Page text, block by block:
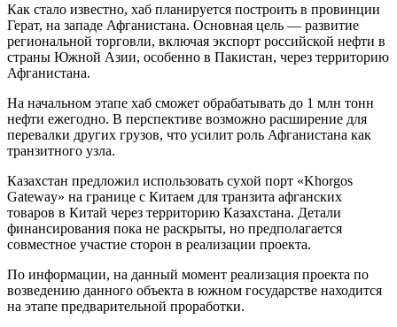
Как стало известно, хаб планируется построить в провинции
Герат, на западе Афганистана. Основная цель — развитие
региональной торговли, включая экспорт российской нефти в
страны Южной Азии, особенно в Пакистан, через территорию
Афганистана.
На начальном этапе хаб сможет обрабатывать до 1 млн тонн
нефти ежегодно. В перспективе возможно расширение для
перевалки других грузов, что усилит роль Афганистана как
транзитного узла.
Казахстан предложил использовать сухой порт «Khorgos
Gateway» на границе с Китаем для транзита афганских
товаров в Китай через территорию Казахстана. Детали
финансирования пока не раскрыты, но предполагается
совместное участие сторон в реализации проекта.
По информации, на данный момент реализация проекта по
возведению данного объекта в южном государстве находится
на этапе предварительной проработки.